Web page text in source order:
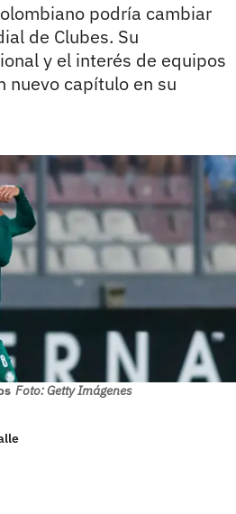
podría cambiar
de Clubes. Su
y el interés de equipos
nuevo capítulo en su
Foto: Getty Imágenes